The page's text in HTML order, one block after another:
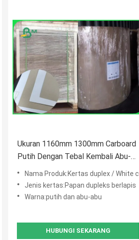
Ukuran 1160mm 1300mm Carboard
Putih Dengan Tebal Kembali Abu-
Abu 450gsm Dalam Gulungan
Nama Produk:Kertas duplex / White carboard dengan punggung abu-abu
Jenis kertas:Papan dupleks berlapis
Warna:putih dan abu-abu
HUBUNGI SEKARANG